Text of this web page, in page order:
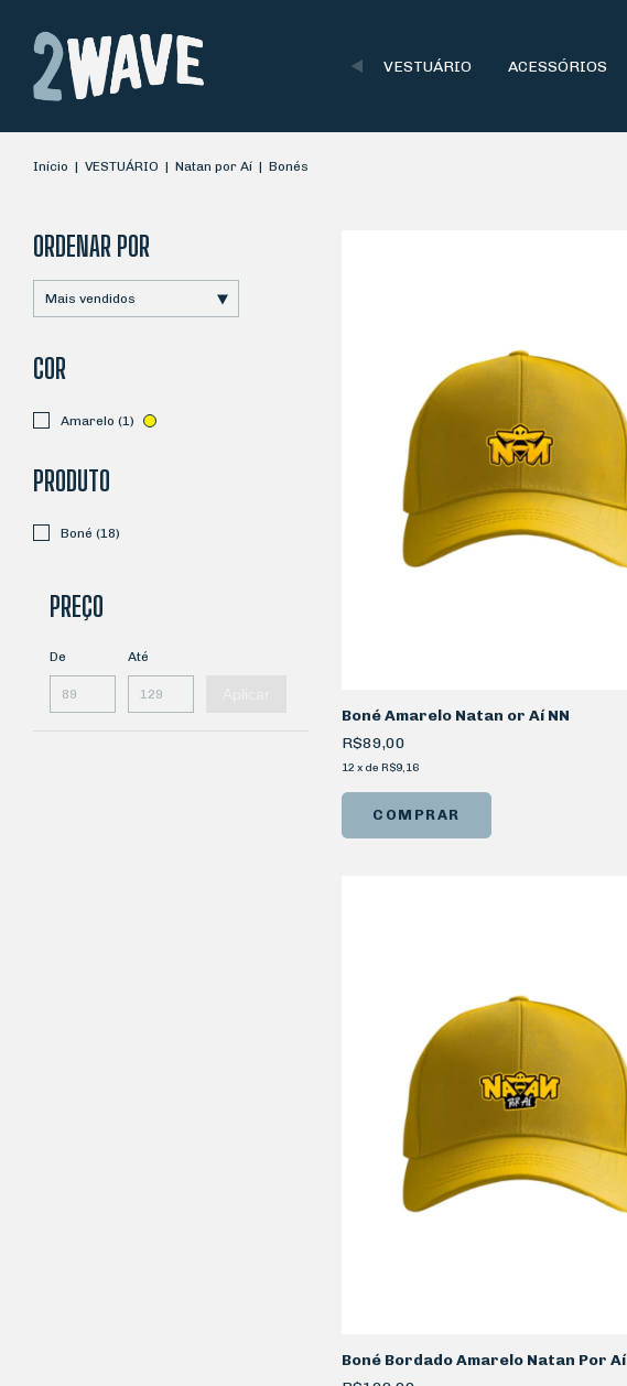
VESTUÁRIO ACESSÓRIOS
Início | VESTUÁRIO | Natan por Aí | Bonés
ORDENAR POR
COR
Amarelo (1)
PRODUTO
Boné (18)
PREÇO
De Até
Boné Amarelo Natan or Aí NN
R$89,00
12 x de R$9,16
Boné Bordado Amarelo Natan Por